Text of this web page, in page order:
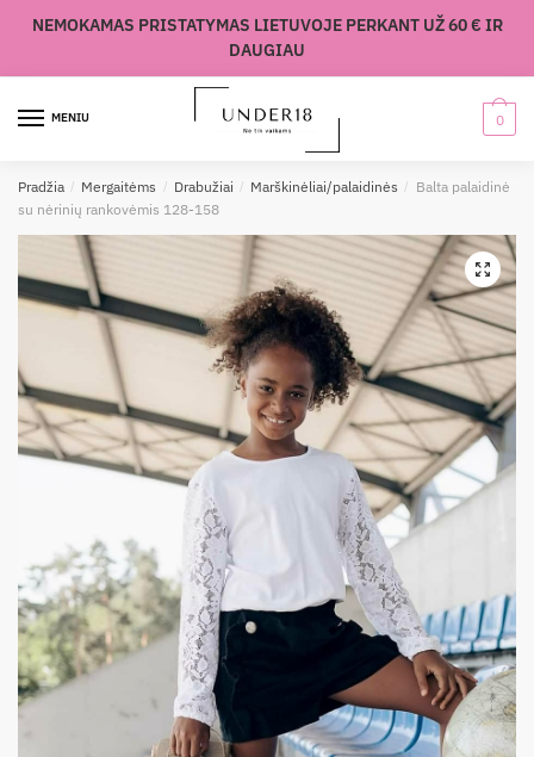
NEMOKAMAS PRISTATYMAS LIETUVOJE PERKANT UŽ 60 € IR
DAUGIAU
MENIU 0
Pradžia / Mergaitėms / Drabužiai / Marškinėliai/palaidinės /
Balta palaidinė
su nėrinių rankovėmis 128-158
🔍